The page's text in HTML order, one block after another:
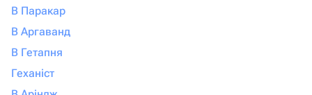
В Паракар
В Аргаванд
В Гетапня
Геханіст